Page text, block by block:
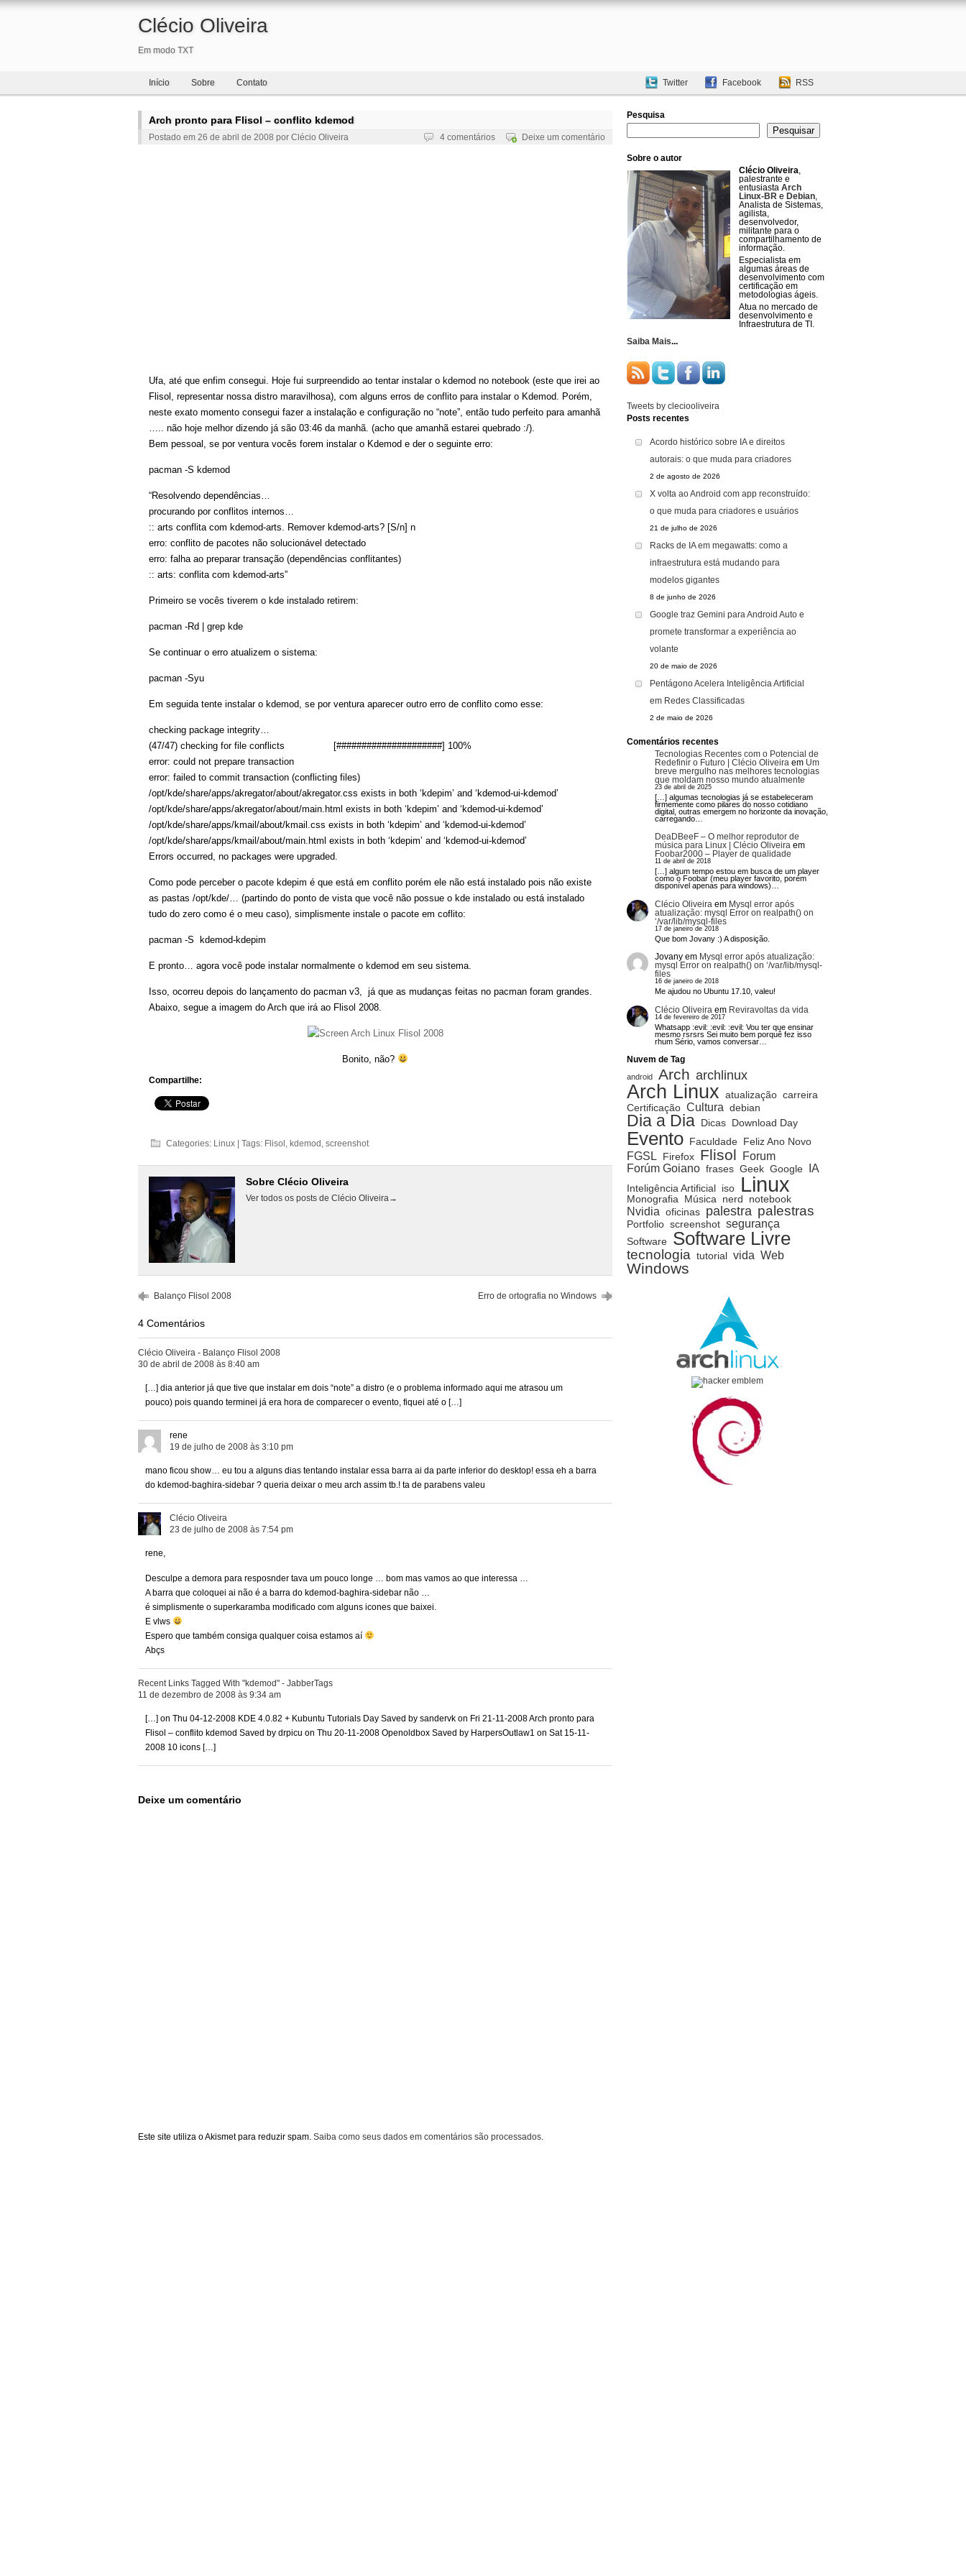
Clécio Oliveira
Em modo TXT
Início Sobre Contato Twitter Facebook RSS
Arch pronto para Flisol – conflito kdemod
Postado em 26 de abril de 2008 por Clécio Oliveira 4 comentários Deixe um comentário
Ufa, até que enfim consegui. Hoje fui surpreendido ao tentar instalar o kdemod no notebook (este que irei ao
Flisol, representar nossa distro maravilhosa), com alguns erros de conflito para instalar o Kdemod. Porém,
neste exato momento consegui fazer a instalação e configuração no “note”, então tudo perfeito para amanhã
….. não hoje melhor dizendo já são 03:46 da manhã. (acho que amanhã estarei quebrado :/).
Bem pessoal, se por ventura vocês forem instalar o Kdemod e der o seguinte erro:
pacman -S kdemod
“Resolvendo dependências…
procurando por conflitos internos…
:: arts conflita com kdemod-arts. Remover kdemod-arts? [S/n] n
erro: conflito de pacotes não solucionável detectado
erro: falha ao preparar transação (dependências conflitantes)
:: arts: conflita com kdemod-arts”
Primeiro se vocês tiverem o kde instalado retirem:
pacman -Rd | grep kde
Se continuar o erro atualizem o sistema:
pacman -Syu
Em seguida tente instalar o kdemod, se por ventura aparecer outro erro de conflito como esse:
checking package integrity…
(47/47) checking for file conflicts [#####################] 100%
error: could not prepare transaction
error: failed to commit transaction (conflicting files)
/opt/kde/share/apps/akregator/about/akregator.css exists in both ‘kdepim’ and ‘kdemod-ui-kdemod’
/opt/kde/share/apps/akregator/about/main.html exists in both ‘kdepim’ and ‘kdemod-ui-kdemod’
/opt/kde/share/apps/kmail/about/kmail.css exists in both ‘kdepim’ and ‘kdemod-ui-kdemod’
/opt/kde/share/apps/kmail/about/main.html exists in both ‘kdepim’ and ‘kdemod-ui-kdemod’
Errors occurred, no packages were upgraded.
Como pode perceber o pacote kdepim é que está em conflito porém ele não está instalado pois não existe
as pastas /opt/kde/… (partindo do ponto de vista que você não possue o kde instalado ou está instalado
tudo do zero como é o meu caso), simplismente instale o pacote em coflito:
pacman -S kdemod-kdepim
E pronto… agora você pode instalar normalmente o kdemod em seu sistema.
Isso, ocorreu depois do lançamento do pacman v3, já que as mudanças feitas no pacman foram grandes.
Abaixo, segue a imagem do Arch que irá ao Flisol 2008.
Bonito, não?
Compartilhe:
Categories: Linux | Tags: Flisol , kdemod , screenshot
Sobre Clécio Oliveira
Ver todos os posts de Clécio Oliveira→
Balanço Flisol 2008 Erro de ortografia no Windows
4 Comentários
Clécio Oliveira - Balanço Flisol 2008
30 de abril de 2008 às 8:40 am
[…] dia anterior já que tive que instalar em dois “note” a distro (e o problema informado aqui me atrasou um
pouco) pois quando terminei já era hora de comparecer o evento, fiquei até o […]
rene
19 de julho de 2008 às 3:10 pm
mano ficou show… eu tou a alguns dias tentando instalar essa barra ai da parte inferior do desktop! essa eh a barra
do kdemod-baghira-sidebar ? queria deixar o meu arch assim tb.! ta de parabens valeu
Clécio Oliveira
23 de julho de 2008 às 7:54 pm
rene,
Desculpe a demora para resposnder tava um pouco longe … bom mas vamos ao que interessa …
A barra que coloquei ai não é a barra do kdemod-baghira-sidebar não …
é simplismente o superkaramba modificado com alguns icones que baixei.
E vlws
Espero que também consiga qualquer coisa estamos aí
Abçs
Recent Links Tagged With "kdemod" - JabberTags
11 de dezembro de 2008 às 9:34 am
[…] on Thu 04-12-2008 KDE 4.0.82 + Kubuntu Tutorials Day Saved by sandervk on Fri 21-11-2008 Arch pronto para
Flisol – conflito kdemod Saved by drpicu on Thu 20-11-2008 Openoldbox Saved by HarpersOutlaw1 on Sat 15-11-
2008 10 icons […]
Deixe um comentário
Este site utiliza o Akismet para reduzir spam. Saiba como seus dados em comentários são processados.
Pesquisa
Pesquisar
Pesquisar
Sobre o autor
Clécio Oliveira,
palestrante e
entusiasta Arch
Linux-BR e Debian,
Analista de Sistemas,
agilista,
desenvolvedor,
militante para o
compartilhamento de
informação.
Especialista em
algumas áreas de
desenvolvimento com
certificação em
metodologias ágeis.
Atua no mercado de
desenvolvimento e
Infraestrutura de TI.
Saiba Mais...
Tweets by cleciooliveira
Posts recentes
Acordo histórico sobre IA e direitos
autorais: o que muda para criadores
2 de agosto de 2026
X volta ao Android com app reconstruído:
o que muda para criadores e usuários
21 de julho de 2026
Racks de IA em megawatts: como a
infraestrutura está mudando para
modelos gigantes
8 de junho de 2026
Google traz Gemini para Android Auto e
promete transformar a experiência ao
volante
20 de maio de 2026
Pentágono Acelera Inteligência Artificial
em Redes Classificadas
2 de maio de 2026
Comentários recentes
Tecnologias Recentes com o Potencial de
Redefinir o Futuro | Clécio Oliveira em Um
breve mergulho nas melhores tecnologias
que moldam nosso mundo atualmente
23 de abril de 2025
[…] algumas tecnologias já se estabeleceram
firmemente como pilares do nosso cotidiano
digital, outras emergem no horizonte da inovação,
carregando…
DeaDBeeF – O melhor reprodutor de
música para Linux | Clécio Oliveira em
Foobar2000 – Player de qualidade
11 de abril de 2018
[…] algum tempo estou em busca de um player
como o Foobar (meu player favorito, porém
disponível apenas para windows)…
Clécio Oliveira em Mysql error após
atualização: mysql Error on realpath() on
‘/var/lib/mysql-files
17 de janeiro de 2018
Que bom Jovany :) A disposição.
Jovany em Mysql error após atualização:
mysql Error on realpath() on ‘/var/lib/mysql-
files
16 de janeiro de 2018
Me ajudou no Ubuntu 17.10, valeu!
Clécio Oliveira em Reviravoltas da vida
14 de fevereiro de 2017
Whatsapp :evil: :evil: :evil: Vou ter que ensinar
mesmo rsrsrs Sei muito bem porquê fez isso
rhum Sério, vamos conversar…
Nuvem de Tag
android Arch archlinux
Arch Linux atualização carreira
Certificação Cultura debian
Dia a Dia Dicas Download Day
Evento Faculdade Feliz Ano Novo
FGSL Firefox Flisol Forum
Forúm Goiano frases Geek Google IA
Inteligência Artificial iso Linux
Monografia Música nerd notebook
Nvidia oficinas palestra palestras
Portfolio screenshot segurança
Software Software Livre
tecnologia tutorial vida Web
Windows